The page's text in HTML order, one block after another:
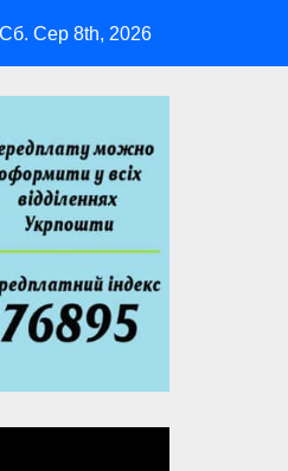
ГАРТ 2026 – як долучитися
Сб. Сер 8th, 2026